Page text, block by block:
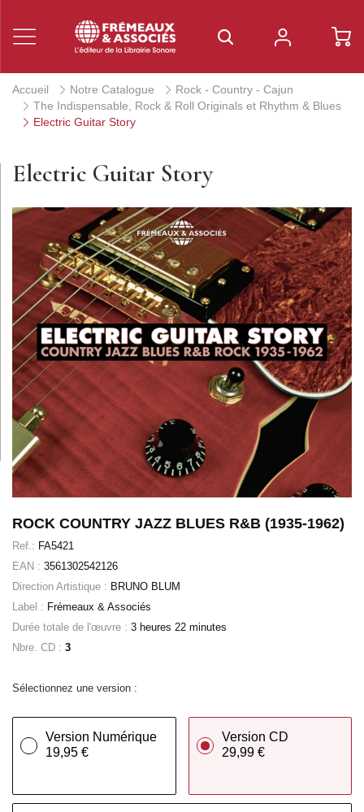
Accueil Notre Catalogue
Rock - Country - Cajun
The Indispensable, Rock & Roll Originals et Rhythm & Blues
Electric Guitar Story
Electric Guitar Story
ROCK COUNTRY JAZZ BLUES R&B (1935-1962)
Ref.: FA5421
EAN : 3561302542126
Direction Artistique : BRUNO BLUM
Label : Frémeaux & Associés
Durée totale de l'œuvre : 3 heures 22 minutes
Nbre. CD : 3
Sélectionnez une version :
Version Numérique
19,95 €
Version CD
29,99 €